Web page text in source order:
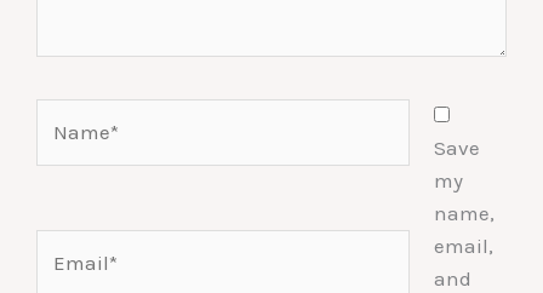
Save
my
name,
email,
and